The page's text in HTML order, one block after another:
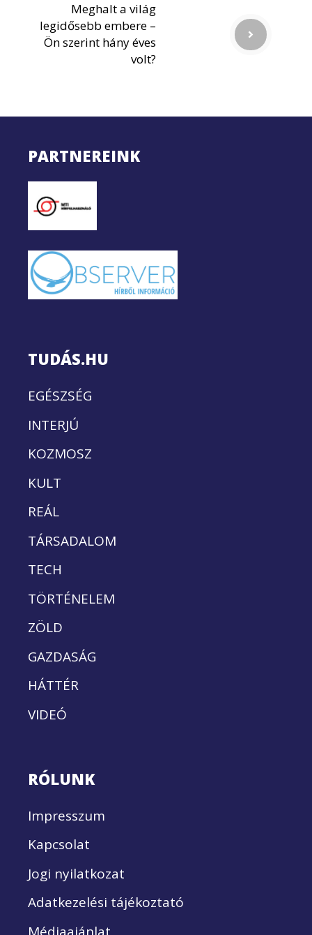
Meghalt a világ
legidősebb embere –
Ön szerint hány éves
volt?
PARTNEREINK
TUDÁS.HU
EGÉSZSÉG
INTERJÚ
KOZMOSZ
KULT
REÁL
TÁRSADALOM
TECH
TÖRTÉNELEM
ZÖLD
GAZDASÁG
HÁTTÉR
VIDEÓ
RÓLUNK
Impresszum
Kapcsolat
Jogi nyilatkozat
Adatkezelési tájékoztató